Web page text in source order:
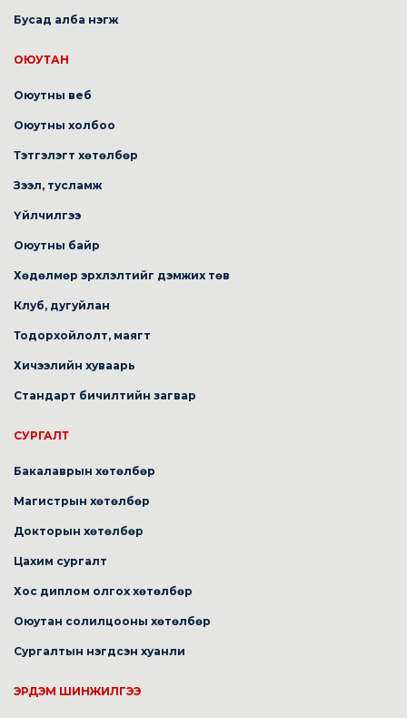
Бусад алба нэгж
ОЮУТАН
Оюутны веб
Оюутны холбоо
Тэтгэлэгт хөтөлбөр
Зээл, тусламж
Үйлчилгээ
Оюутны байр
Хөдөлмөр эрхлэлтийг дэмжих төв
Клуб, дугуйлан
Тодорхойлолт, маягт
Хичээлийн хуваарь
Стандарт бичилтийн загвар
СУРГАЛТ
Бакалаврын хөтөлбөр
Магистрын хөтөлбөр
Докторын хөтөлбөр
Цахим сургалт
Хос диплом олгох хөтөлбөр
Оюутан солилцооны хөтөлбөр
Сургалтын нэгдсэн хуанли
ЭРДЭМ ШИНЖИЛГЭЭ